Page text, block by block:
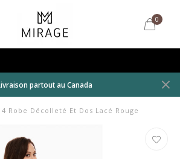
0
partout au Canada
Robe Décolleté Et Dos Lacé Rouge